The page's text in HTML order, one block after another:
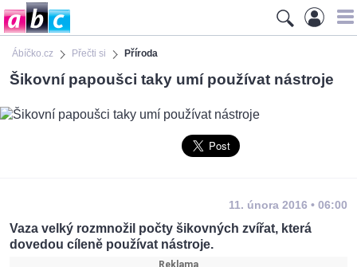
Ábíčko.cz Přečti si Příroda
Šikovní papoušci taky umí používat nástroje
11. února 2016 • 06:00
Vaza velký rozmnožil počty šikovných zvířat, která
dovedou cíleně používat nástroje.